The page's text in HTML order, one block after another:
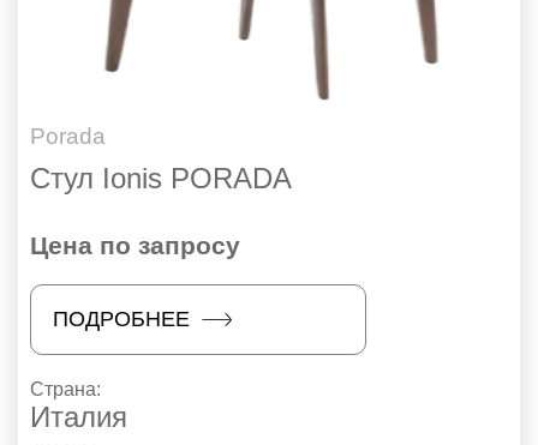
Porada
Стул Ionis PORADA
Цена по запросу
ПОДРОБНЕЕ
Страна:
Италия